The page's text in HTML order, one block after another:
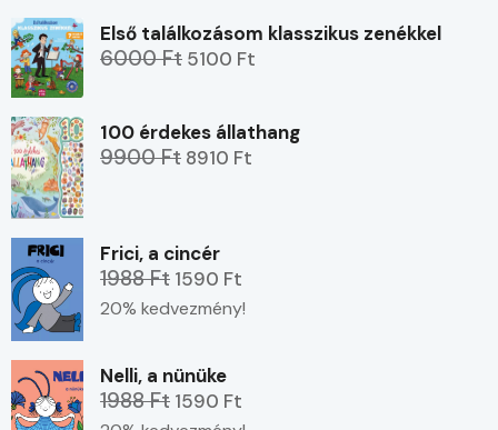
Első találkozásom klasszikus zenékkel
6000 Ft 5100 Ft
100 érdekes állathang
9900 Ft 8910 Ft
Frici, a cincér
1988 Ft 1590 Ft
20% kedvezmény!
Nelli, a nünüke
1988 Ft 1590 Ft